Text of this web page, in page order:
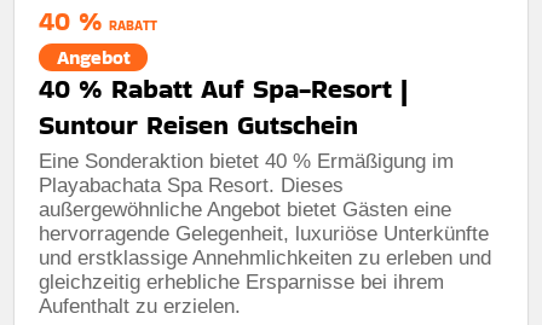
40 % RABATT
Angebot
40 % Rabatt Auf Spa-Resort |
Suntour Reisen Gutschein
Eine Sonderaktion bietet 40 % Ermäßigung im
Playabachata Spa Resort. Dieses
außergewöhnliche Angebot bietet Gästen eine
hervorragende Gelegenheit, luxuriöse Unterkünfte
und erstklassige Annehmlichkeiten zu erleben und
gleichzeitig erhebliche Ersparnisse bei ihrem
Aufenthalt zu erzielen.